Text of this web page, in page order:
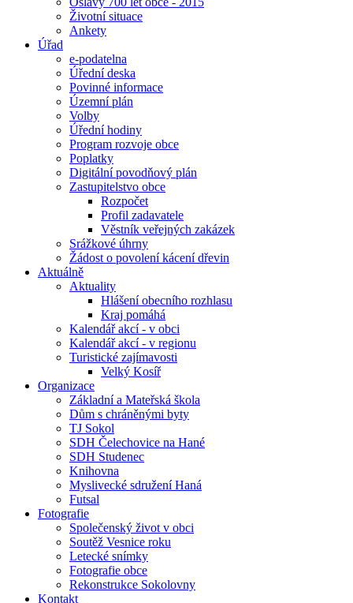
Životní situace
Ankety
Úřad
e-podatelna
Úřední deska
Povinné informace
Územní plán
Volby
Úřední hodiny
Program rozvoje obce
Poplatky
Digitální povodňový plán
Zastupitelstvo obce
Rozpočet
Profil zadavatele
Věstník veřejných zakázek
Srážkové úhrny
Žádost o povolení kácení dřevin
Aktuálně
Aktuality
Hlášení obecního rozhlasu
Kraj pomáhá
Kalendář akcí - v obci
Kalendář akcí - v regionu
Turistické zajímavosti
Velký Kosíř
Organizace
Základní a Mateřská škola
Dům s chráněnými byty
TJ Sokol
SDH Čelechovice na Hané
SDH Studenec
Knihovna
Myslivecké sdružení Haná
Futsal
Fotografie
Společenský život v obci
Soutěž Vesnice roku
Letecké snímky
Fotografie obce
Rekonstrukce Sokolovny
Kontakt